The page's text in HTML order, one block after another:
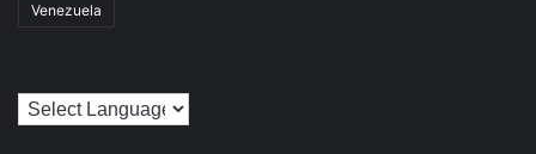
Venezuela